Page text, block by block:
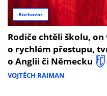
Rozhovor
Rodiče chtěli školu,
o rychlém přestupu,
o Anglii či Německu
VOJTĚCH RAIMAN